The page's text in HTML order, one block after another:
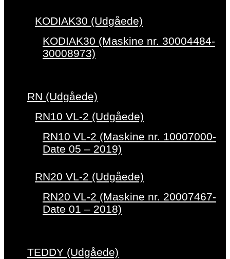
KODIAK30 (Udgåede)
KODIAK30 (Maskine nr. 30004484-
30008973)
RN (Udgåede)
RN10 VL-2 (Udgåede)
RN10 VL-2 (Maskine nr. 10007000-
Date 05 – 2019)
RN20 VL-2 (Udgåede)
RN20 VL-2 (Maskine nr. 20007467-
Date 01 – 2018)
TEDDY (Udgåede)